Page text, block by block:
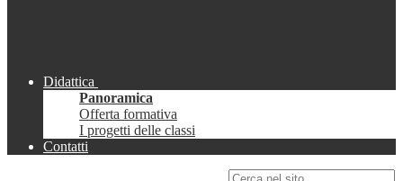
Didattica
Panoramica
Offerta formativa
I progetti delle classi
Contatti